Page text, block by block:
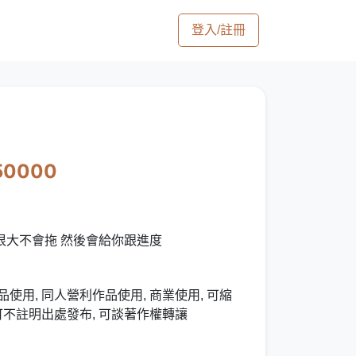
登入/註冊
大不會拖 然後會給你跟進度
使用, 同人營利作品使用, 商業使用, 可縮
註明出處發布, 可談著作權轉讓